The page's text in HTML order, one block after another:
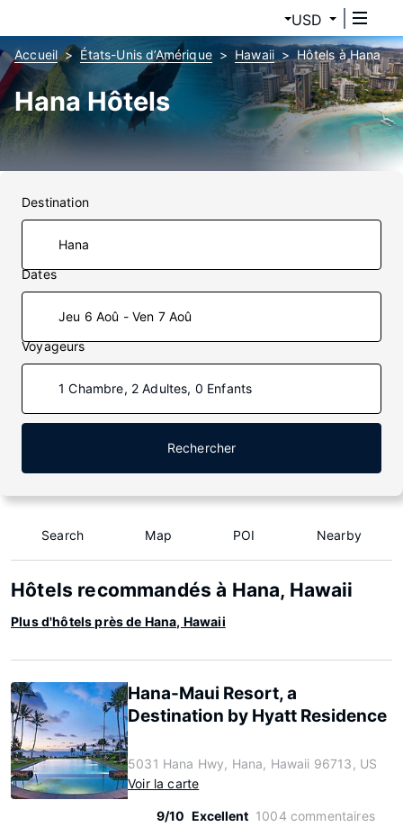
USD
Accueil États-Unis d’Amérique Hawaii Hôtels à Hana
Hana Hôtels
Destination
Dates
Jeu 6 Aoû - Ven 7 Aoû
Voyageurs
1 Chambre, 2 Adultes, 0 Enfants
Rechercher
Search Map POI Nearby
Hôtels recommandés à Hana, Hawaii
Plus d'hôtels près de Hana, Hawaii
Hana-Maui Resort, a
Destination by Hyatt Residence
5031 Hana Hwy, Hana, Hawaii 96713, US
Voir la carte
9/10 Excellent 1004 commentaires